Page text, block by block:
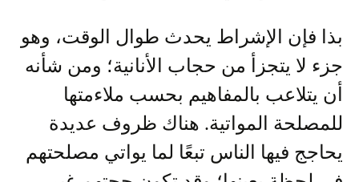
بذا فإن الإشراط يحدث طوال الوقت، وهو
جزء لا يتجزأ من حجاب الأنانية؛ ومن شأنه
أن يتلاعب بالمفاهيم بحسب ملاءمتها
للمصلحة المواتية. هناك ظروف عديدة
يحاجج فيها الناس تبعًا لما يواتي مصلحتهم